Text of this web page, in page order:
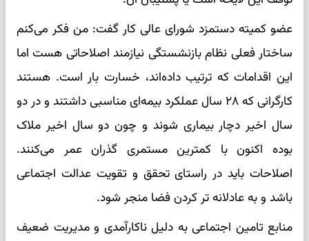
عضو کمیته دستمزد شورای عالی کار گفت: من فکر می‌کنم
ساختار فعلی نظام بازنشستگی نیازمند اصلاحاتی هست اما
این اقدامات که ترتیب داده‌اند، خسارت بار است. هستند
کارگرانی که ۲۸ سال عملکرد بیمه‌ای مناسبی داشتند و در دو
سال اخیر دچار بیماری شوند و چون دو سال اخیر ملاک
بوده اکنون با کمترین مستمری گذران عمر می‌کنند.
اصلاحات باید در راستای تحقق و تقویت عدالت اجتماعی
باشد و به عادلانه تر کردن فضا منجر شود.
منابع تامین اجتماعی به دلیل ناکارآمدی و مدیریت ضعیف